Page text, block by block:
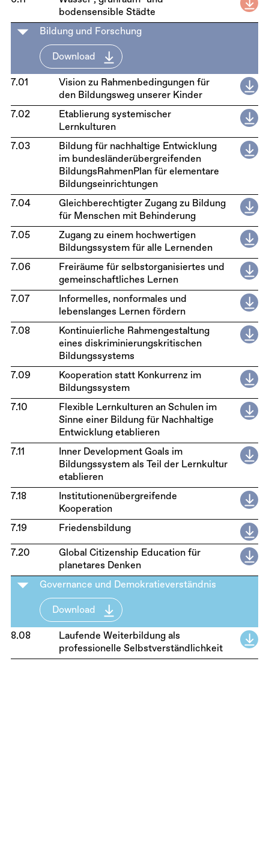
bodensensible Städte
Bildung und Forschung
Download
7.01
Vision zu Rahmenbedingungen für
den Bildungsweg unserer Kinder
7.02
Etablierung systemischer
Lernkulturen
7.03
Bildung für nachhaltige Entwicklung
im bundesländerübergreifenden
BildungsRahmenPlan für elementare
Bildungseinrichtungen
7.04
Gleichberechtigter Zugang zu Bildung
für Menschen mit Behinderung
7.05
Zugang zu einem hochwertigen
Bildungssystem für alle Lernenden
7.06
Freiräume für selbstorganisiertes und
gemeinschaftliches Lernen
7.07
Informelles, nonformales und
lebenslanges Lernen fördern
7.08
Kontinuierliche Rahmengestaltung
eines diskriminierungskritischen
Bildungssystems
7.09
Kooperation statt Konkurrenz im
Bildungssystem
7.10
Flexible Lernkulturen an Schulen im
Sinne einer Bildung für Nachhaltige
Entwicklung etablieren
7.11
Inner Development Goals im
Bildungssystem als Teil der Lernkultur
etablieren
7.18
Institutionenübergreifende
Kooperation
7.19
Friedensbildung
7.20
Global Citizenship Education für
planetares Denken
Governance und Demokratieverständnis
Download
8.08
Laufende Weiterbildung als
professionelle Selbstverständlichkeit